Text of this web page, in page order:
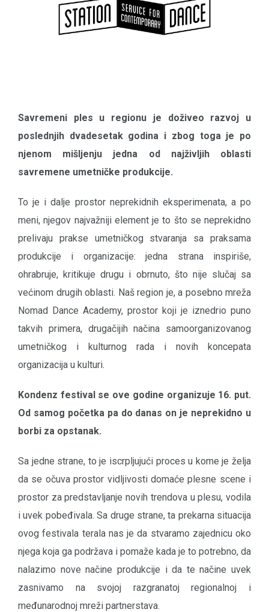
Savremeni ples u regionu je doživeo razvoj u
poslednjih dvadesetak godina i zbog toga je po
njenom mišljenju jedna od najživljih oblasti
savremene umetničke produkcije.
To je i dalje prostor neprekidnih eksperimenata, a po
meni, njegov najvažniji element je to što se neprekidno
prelivaju prakse umetničkog stvaranja sa praksama
produkcije i organizacije: jedna strana inspiriše,
ohrabruje, kritikuje drugu i obrnuto, što nije slučaj sa
većinom drugih oblasti. Naš region je, a posebno mreža
Nomad Dance Academy, prostor koji je iznedrio puno
takvih primera, drugačijih načina samoorganizovanog
umetničkog i kulturnog rada i novih koncepata
organizacija u kulturi.
Kondenz festival se ove godine organizuje 16. put.
Od samog početka pa do danas on je neprekidno u
borbi za opstanak.
Sa jedne strane, to je iscrpljujući proces u kome je želja
da se očuva prostor vidljivosti domaće plesne scene i
prostor za predstavljanje novih trendova u plesu, vodila
i uvek pobeđivala. Sa druge strane, ta prekarna situacija
ovog festivala terala nas je da stvaramo zajednicu oko
njega koja ga podržava i pomaže kada je to potrebno, da
nalazimo nove načine produkcije i da te načine uvek
zasnivamo na svojoj razgranatoj regionalnoj i
međunarodnoj mreži partnerstava.